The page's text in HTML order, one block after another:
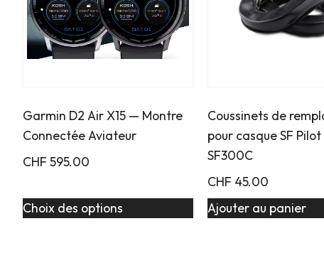
Garmin D2 Air X15 — Montre
Connectée Aviateur
CHF 595.00
Choix des options
Coussinets de
pour casque SF
SF300C
CHF 45.00
Ajouter au panier